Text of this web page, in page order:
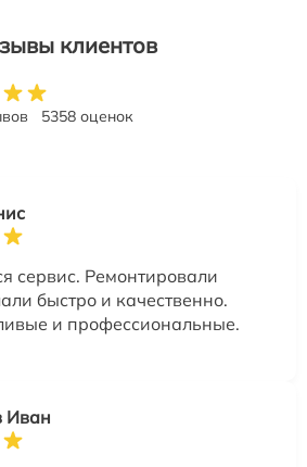
клиентов
5358 оценок
сервис. Ремонтировали
быстро и качественно.
и профессиональные.
Иван